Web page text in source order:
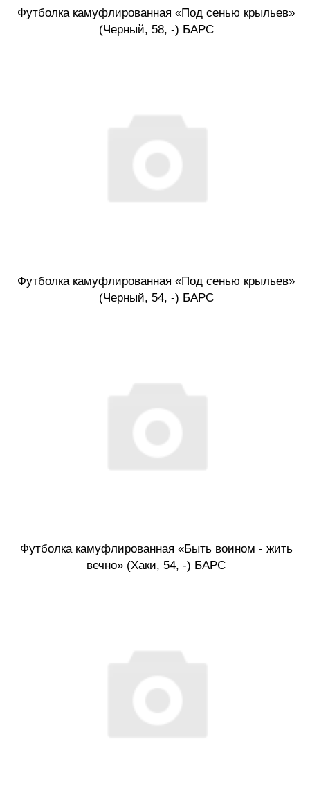
Футболка камуфлированная «Под сенью крыльев»
(Черный, 58, -) БАРС
Футболка камуфлированная «Под сенью крыльев»
(Черный, 54, -) БАРС
Футболка камуфлированная «Быть воином - жить
вечно» (Хаки, 54, -) БАРС